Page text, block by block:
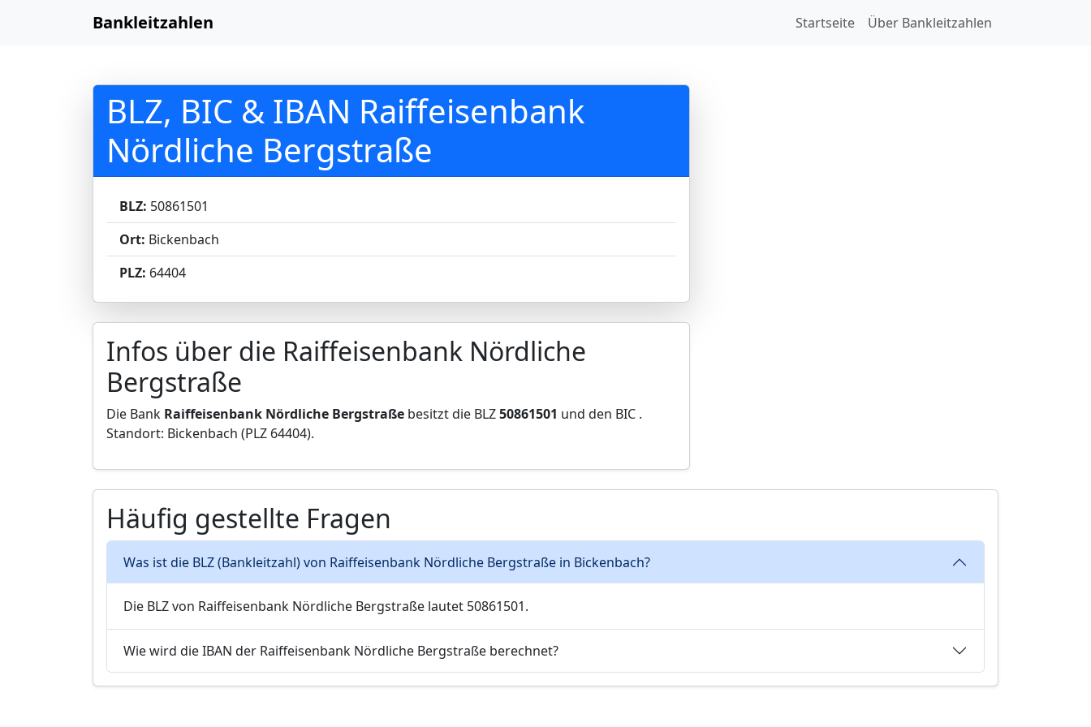
Bankleitzahlen Startseite Über Bankleitzahlen
BLZ, BIC & IBAN Raiffeisenbank
Nördliche Bergstraße
BLZ: 50861501
Ort: Bickenbach
PLZ: 64404
Infos über die Raiffeisenbank Nördliche
Bergstraße
Die Bank Raiffeisenbank Nördliche Bergstraße besitzt die BLZ50861501 und den BIC .
Standort: Bickenbach (PLZ 64404).
Häufig gestellte Fragen
Was ist die BLZ (Bankleitzahl) von Raiffeisenbank Nördliche Bergstraße in Bickenbach?
Die BLZ von Raiffeisenbank Nördliche Bergstraße lautet 50861501.
Wie wird die IBAN der Raiffeisenbank Nördliche Bergstraße berechnet?